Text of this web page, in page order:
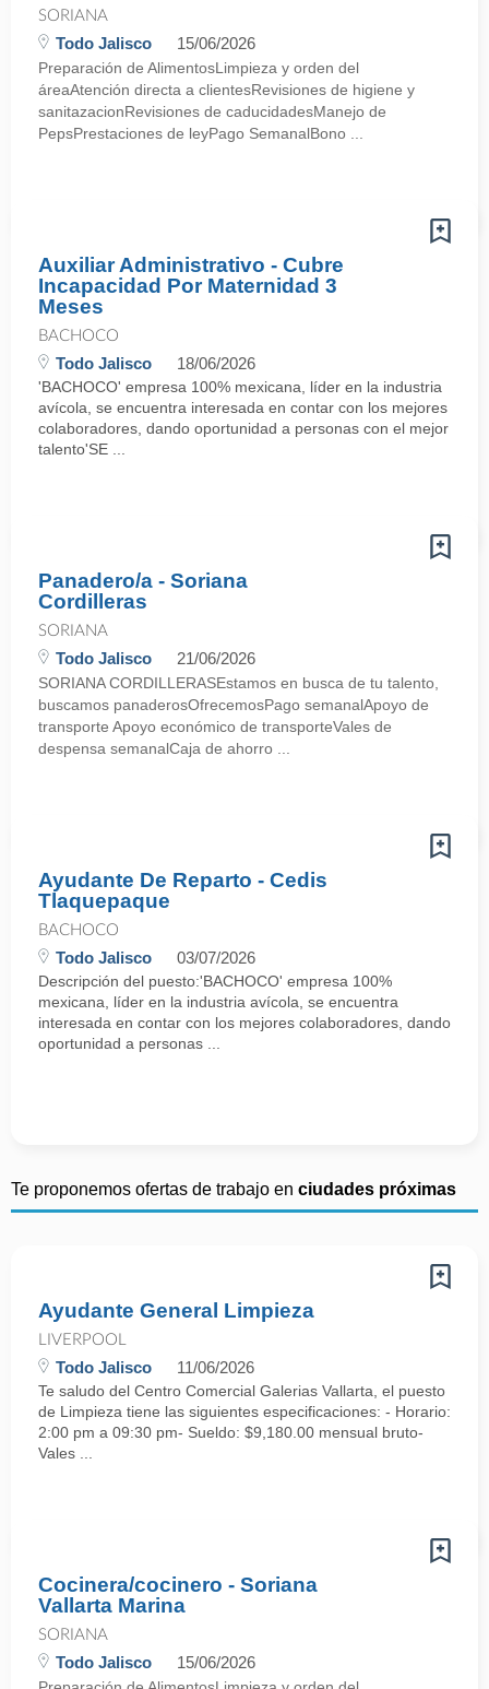
SORIANA
Todo Jalisco 15/06/2026
Preparación de AlimentosLimpieza y orden del
áreaAtención directa a clientesRevisiones de higiene y
sanitazacionRevisiones de caducidadesManejo de
PepsPrestaciones de leyPago SemanalBono ...
Auxiliar Administrativo - Cubre
Incapacidad Por Maternidad 3
Meses
BACHOCO
Todo Jalisco 18/06/2026
'BACHOCO' empresa 100% mexicana, líder en la industria
avícola, se encuentra interesada en contar con los mejores
colaboradores, dando oportunidad a personas con el mejor
talento'SE ...
Panadero/a - Soriana
Cordilleras
SORIANA
Todo Jalisco 21/06/2026
SORIANA CORDILLERASEstamos en busca de tu talento,
buscamos panaderosOfrecemosPago semanalApoyo de
transporte Apoyo económico de transporteVales de
despensa semanalCaja de ahorro ...
Ayudante De Reparto - Cedis
Tlaquepaque
BACHOCO
Todo Jalisco 03/07/2026
Descripción del puesto:'BACHOCO' empresa 100%
mexicana, líder en la industria avícola, se encuentra
interesada en contar con los mejores colaboradores, dando
oportunidad a personas ...
Te proponemos ofertas de trabajo en ciudades próximas
Ayudante General Limpieza
LIVERPOOL
Todo Jalisco 11/06/2026
Te saludo del Centro Comercial Galerias Vallarta, el puesto
de Limpieza tiene las siguientes especificaciones: - Horario:
2:00 pm a 09:30 pm- Sueldo: $9,180.00 mensual bruto-
Vales ...
Cocinera/cocinero - Soriana
Vallarta Marina
SORIANA
Todo Jalisco 15/06/2026